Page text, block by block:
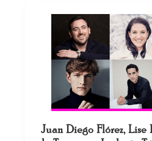
Juan Diego Flórez, Lise